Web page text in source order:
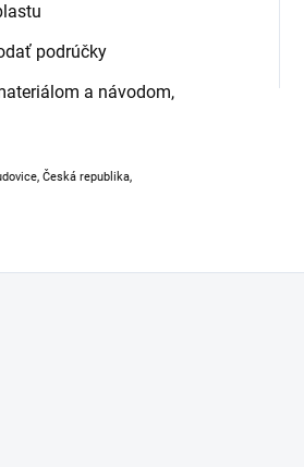
podrúčky
a návodom,
Česká republika,